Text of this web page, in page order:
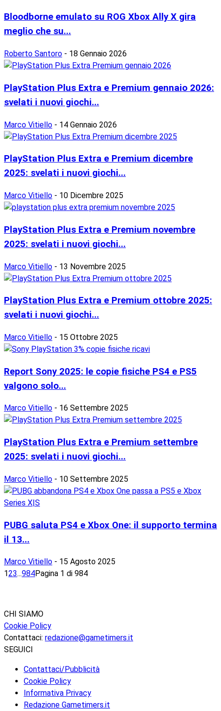
Bloodborne emulato su ROG Xbox Ally X gira
meglio che su...
Roberto Santoro - 18 Gennaio 2026
PlayStation Plus Extra e Premium gennaio 2026:
svelati i nuovi giochi...
Marco Vitiello - 14 Gennaio 2026
PlayStation Plus Extra e Premium dicembre
2025: svelati i nuovi giochi...
Marco Vitiello - 10 Dicembre 2025
PlayStation Plus Extra e Premium novembre
2025: svelati i nuovi giochi...
Marco Vitiello - 13 Novembre 2025
PlayStation Plus Extra e Premium ottobre 2025:
svelati i nuovi giochi...
Marco Vitiello - 15 Ottobre 2025
Report Sony 2025: le copie fisiche PS4 e PS5
valgono solo...
Marco Vitiello - 16 Settembre 2025
PlayStation Plus Extra e Premium settembre
2025: svelati i nuovi giochi...
Marco Vitiello - 10 Settembre 2025
PUBG saluta PS4 e Xbox One: il supporto termina
il 13...
Marco Vitiello - 15 Agosto 2025
123...984Pagina 1 di 984
CHI SIAMO
Cookie Policy
Contattaci: redazione@gametimers.it
SEGUICI
Contattaci/Pubblicità
Cookie Policy
Informativa Privacy
Redazione Gametimers.it